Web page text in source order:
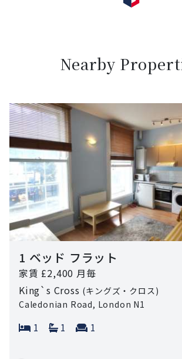
Nearby
1 ベッド フラット
家賃 £2,400 月毎
King`s Cross (キングズ・クロス)
Caledonian Road, London N1
Bedrooms:
1 Bathrooms:
1 Reception rooms:
1